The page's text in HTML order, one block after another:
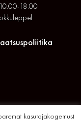
18.00
kasutajakogemust